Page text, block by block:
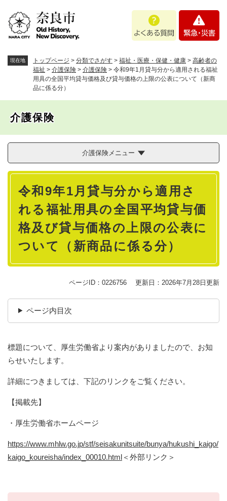
あ
問
・
現在地 トップページ > 分類でさがす > 福祉・医療・保健・健康 > 高齢者の
福祉 > 介護保険 > 介護保険 > 令和9年1月貸与分から適用される福祉
用具の全国平均貸与価格及び貸与価格の上限の公表について（新商
品に係る分）
介護保険
介護保険メニュー
本
令和9年1月貸与分から適用さ
れる福祉用具の全国平均貸与価
格及び貸与価格の上限の公表に
ついて（新商品に係る分）
ページID：0226756 更新日：2026年7月28日更新
ページ内目次
標題について、厚生労働省より案内がありましたので、お知
らせいたします。
詳細につきましては、下記のリンクをご覧ください。
【掲載先】
・厚生労働省ホームページ
https://www.mhlw.go.jp/stf/seisakunitsuite/bunya/hukushi_kaigo/
kaigo_koureisha/index_00010.html ＜外部リンク＞